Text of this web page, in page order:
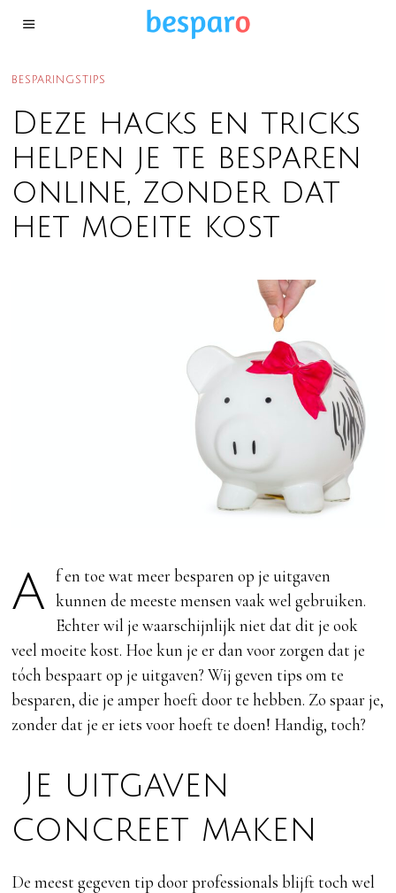
BESPARINGSTIPS
Deze hacks en tricks
helpen je te besparen
online, zonder dat
het moeite kost
Af en toe wat meer besparen op je uitgaven kunnen de meeste mensen vaak wel gebruiken.
Echter wil je waarschijnlijk niet dat dit je ook
veel moeite kost. Hoe kun je er dan voor zorgen dat je
tóch bespaart op je uitgaven? Wij geven tips om te
besparen, die je amper hoeft door te hebben. Zo spaar je,
zonder dat je er iets voor hoeft te doen! Handig, toch?
Je uitgaven
concreet maken
De meest gegeven tip door professionals blijft toch wel